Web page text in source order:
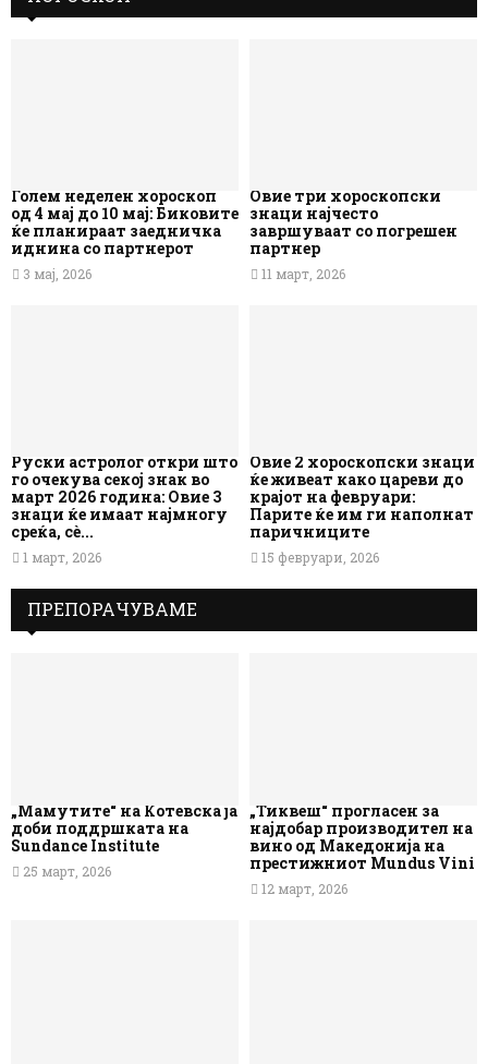
Голем неделен хороскоп
од 4 мај до 10 мај: Биковите
ќе планираат заедничка
иднина со партнерот
3 мај, 2026
Овие три хороскопски
знаци најчесто
завршуваат со погрешен
партнер
11 март, 2026
Руски астролог откри што
го очекува секој знак во
март 2026 година: Овие 3
знаци ќе имаат најмногу
среќа, сè...
1 март, 2026
Овие 2 хороскопски знаци
ќе живеат како цареви до
крајот на февруари:
Парите ќе им ги наполнат
паричниците
15 февруари, 2026
ПРЕПОРАЧУВАМЕ
„Мамутите“ на Котевска ја
доби поддршката на
Sundance Institute
25 март, 2026
„Тиквеш“ прогласен за
најдобар производител на
вино од Македонија на
престижниот Mundus Vini
12 март, 2026